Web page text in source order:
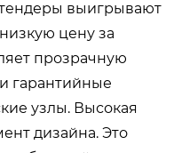
выигрывают
цену за
прозрачную
гарантийные
узлы. Высокая
дизайна. Это